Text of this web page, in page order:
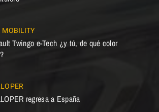
MOBILITY
Twingo e-Tech ¿y tú, de qué color
regresa a España